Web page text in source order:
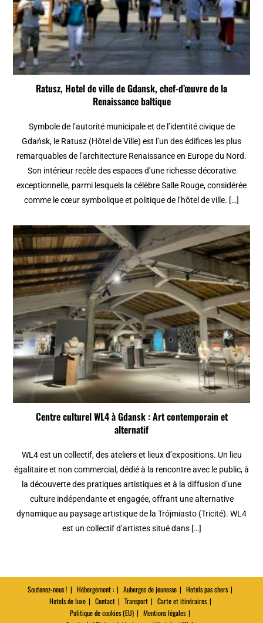
Ratusz, Hotel de ville de Gdansk, chef-d’œuvre de la
Renaissance baltique
Symbole de l’autorité municipale et de l’identité civique de
Gdańsk, le Ratusz (Hôtel de Ville) est l’un des édifices les plus
remarquables de l’architecture Renaissance en Europe du Nord.
Son intérieur recèle des espaces d’une richesse décorative
exceptionnelle, parmi lesquels la célèbre Salle Rouge, considérée
comme le cœur symbolique et politique de l’hôtel de ville. […]
Centre culturel WL4 à Gdansk : Art contemporain et
alternatif
WL4 est un collectif, des ateliers et lieux d’expositions. Un lieu
égalitaire et non commercial, dédié à la rencontre avec le public, à
la découverte des pratiques artistiques et à la diffusion d’une
culture indépendante et engagée, offrant une alternative
dynamique au paysage artistique de la Trójmiasto (Tricité). WL4
est un collectif d’artistes situé dans […]
Soutenez-nous ! Hébergement : Auberges de jeunesse
Hotels pas chers
Hotels de luxe
Contact Transport
Carte et itinéraires
Politique de cookies (EU)
Mentions légales